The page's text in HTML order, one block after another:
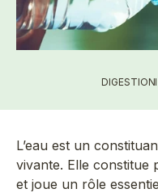
DIGESTION
L’eau est un
vivante. Elle constitue
et joue un rôle